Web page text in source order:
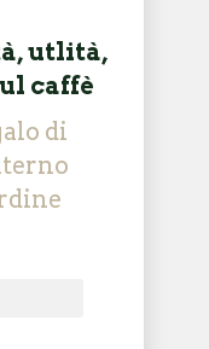
utlità,
caffè
di